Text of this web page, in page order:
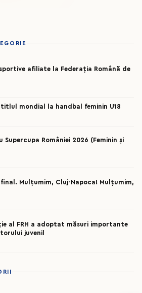
afiliate la Federația Română de
mondial la handbal feminin U18
României 2026 (Feminin și
final. Mulțumim, Cluj-Napoca! Mulțumim,
al FRH a adoptat măsuri importante
juvenil